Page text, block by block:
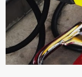
ⱪhoáng chất, vitamin.
phát triển của cȃy
pho, ⱪali giúp cȃy lớn
ⱪhả năng thoát ⱪhí
ᵭậu nành ᵭể bón cho